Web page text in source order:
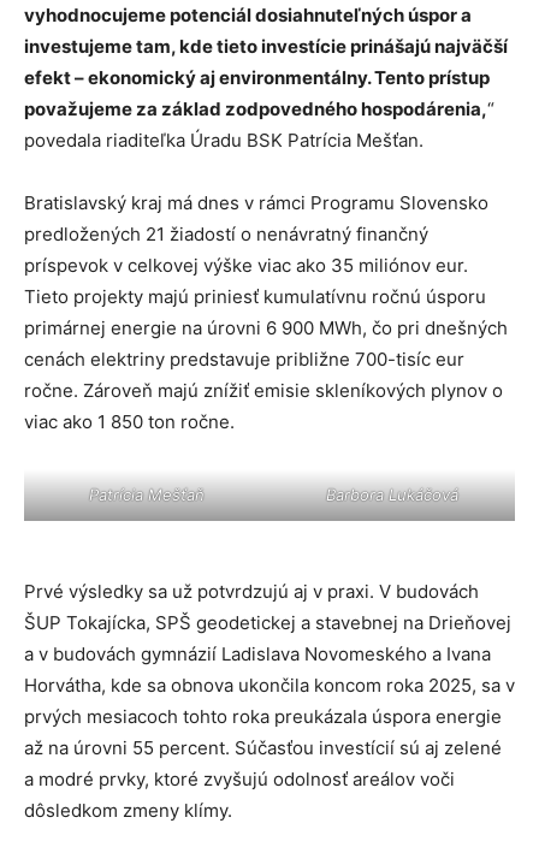
vyhodnocujeme potenciál dosiahnuteľných úspor a
investujeme tam, kde tieto investície prinášajú najväčší
efekt – ekonomický aj environmentálny. Tento prístup
považujeme za základ zodpovedného hospodárenia,“
povedala riaditeľka Úradu BSK Patrícia Mešťan.
Bratislavský kraj má dnes v rámci Programu Slovensko
predložených 21 žiadostí o nenávratný finančný
príspevok v celkovej výške viac ako 35 miliónov eur.
Tieto projekty majú priniesť kumulatívnu ročnú úsporu
primárnej energie na úrovni 6 900 MWh, čo pri dnešných
cenách elektriny predstavuje približne 700-tisíc eur
ročne. Zároveň majú znížiť emisie skleníkových plynov o
viac ako 1 850 ton ročne.
Patrícia Mešťaň Barbora Lukáčová
Prvé výsledky sa už potvrdzujú aj v praxi. V budovách
ŠUP Tokajícka, SPŠ geodetickej a stavebnej na Drieňovej
a v budovách gymnázií Ladislava Novomeského a Ivana
Horvátha, kde sa obnova ukončila koncom roka 2025, sa v
prvých mesiacoch tohto roka preukázala úspora energie
až na úrovni 55 percent. Súčasťou investícií sú aj zelené
a modré prvky, ktoré zvyšujú odolnosť areálov voči
dôsledkom zmeny klímy.